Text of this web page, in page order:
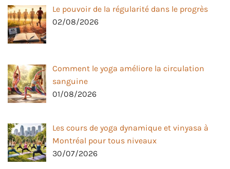
Le pouvoir de la régularité dans le progrès
02/08/2026
Comment le yoga améliore la circulation
sanguine
01/08/2026
Les cours de yoga dynamique et vinyasa à
Montréal pour tous niveaux
30/07/2026